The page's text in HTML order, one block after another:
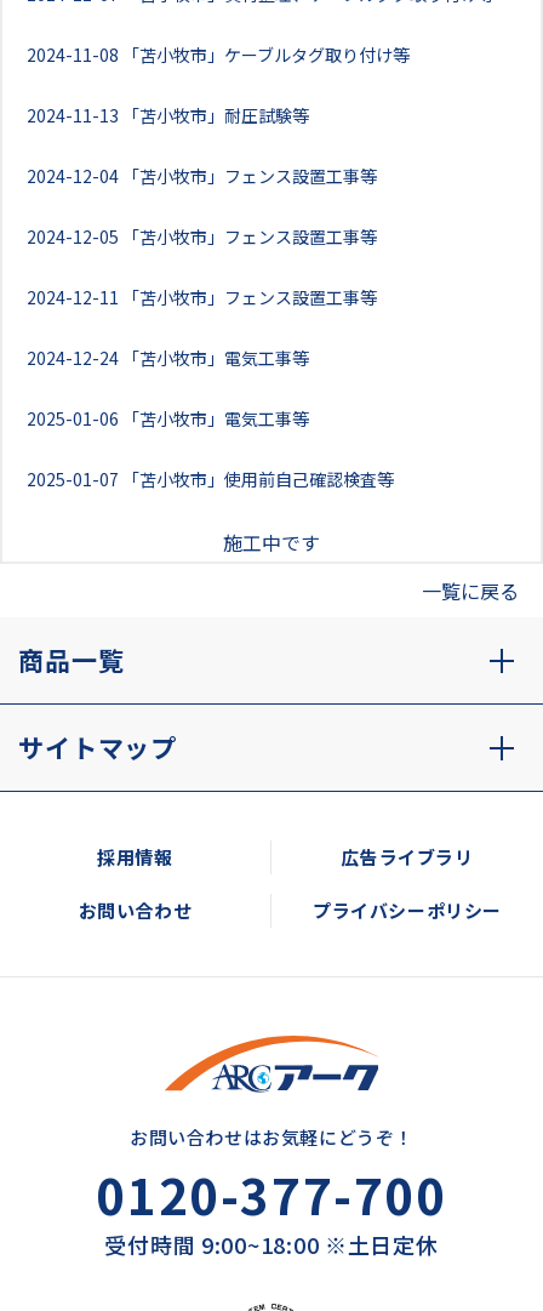
2024-11-08 「苫小牧市」ケーブルタグ取り付け等
2024-11-13 「苫小牧市」耐圧試験等
2024-12-04 「苫小牧市」フェンス設置工事等
2024-12-05 「苫小牧市」フェンス設置工事等
2024-12-11 「苫小牧市」フェンス設置工事等
2024-12-24 「苫小牧市」電気工事等
2025-01-06 「苫小牧市」電気工事等
2025-01-07 「苫小牧市」使用前自己確認検査等
施工中です
一覧に戻る
商品一覧
サイトマップ
採用情報 広告ライブラリ
お問い合わせ プライバシーポリシー
お問い合わせはお気軽にどうぞ！
0120-377-700
受付時間 9:00~18:00 ※土日定休